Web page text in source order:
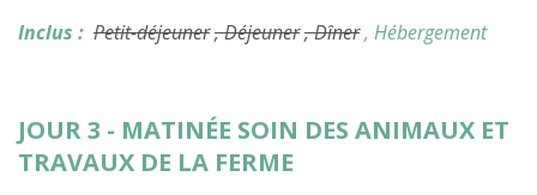
Inclus : Petit-déjeuner, Déjeuner, Dîner, Hébergement
JOUR 3 - MATINÉE SOIN DES ANIMAUX ET
TRAVAUX DE LA FERME